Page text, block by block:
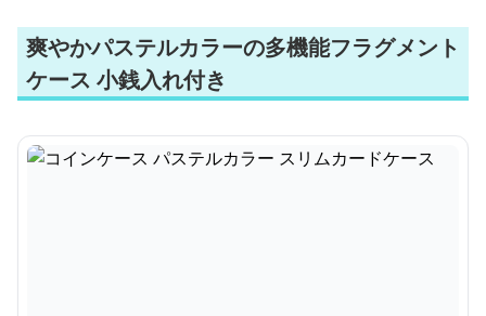
爽やかパステルカラーの多機能フラグメント
ケース 小銭入れ付き